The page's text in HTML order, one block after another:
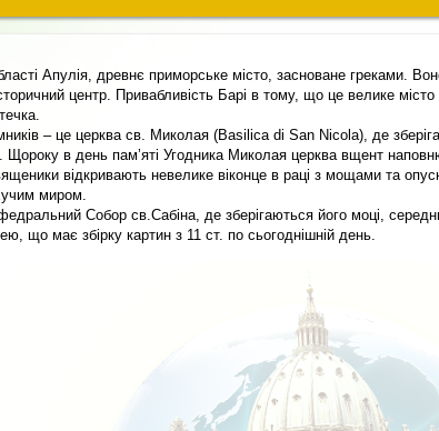
Апулія, древнє приморське місто, засноване греками.
центр. Привабливість Барі в тому, що це велике
– це церква св. Миколая (Basilica di San Nicola), де
в день пам’яті Угодника Миколая церква вщент
відкривають невелике віконце в раці з мощами та
миром.
Собор св.Сабіна, де зберігаються його моці,
що має збірку картин з 11 ст. по сьогоднішній день.